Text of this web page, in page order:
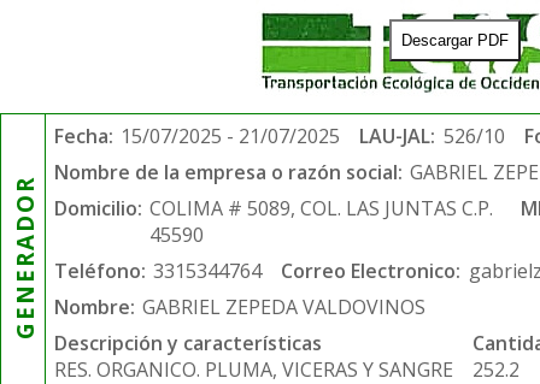
Descargar PDF
GENERADOR
Fecha: 15/07/2025 - 21/07/2025 LAU-JAL: 526/10
Nombre de la empresa o razón social: GABRIEL
Domicilio: COLIMA # 5089, COL. LAS JUNTAS C.P.
45590
Teléfono: 3315344764 Correo Electronico:
Nombre: GABRIEL ZEPEDA VALDOVINOS
Descripción y características
RES. ORGANICO. PLUMA, VICERAS Y SANGRE
252.2